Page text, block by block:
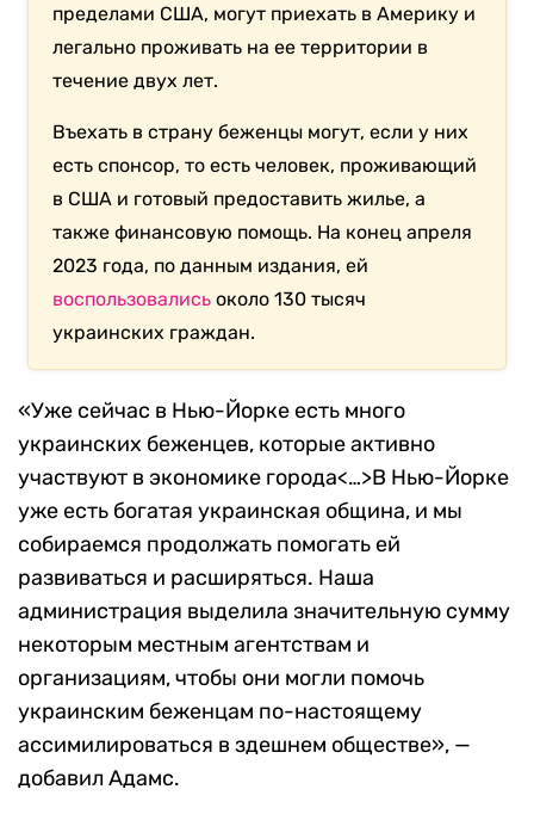
пределами США, могут приехать в Америку и
легально проживать на ее территории в
течение двух лет.
Въехать в страну беженцы могут, если у них
есть спонсор, то есть человек, проживающий
в США и готовый предоставить жилье, а
также финансовую помощь. На конец апреля
2023 года, по данным издания, ей
воспользовались около 130 тысяч
украинских граждан.
«Уже сейчас в Нью-Йорке есть много
украинских беженцев, которые активно
участвуют в экономике города<…>В Нью-Йорке
уже есть богатая украинская община, и мы
собираемся продолжать помогать ей
развиваться и расширяться. Наша
администрация выделила значительную сумму
некоторым местным агентствам и
организациям, чтобы они могли помочь
украинским беженцам по-настоящему
ассимилироваться в здешнем обществе», —
добавил Адамс.